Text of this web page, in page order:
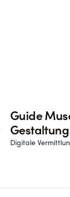
Guide
Gestaltung
Digitale